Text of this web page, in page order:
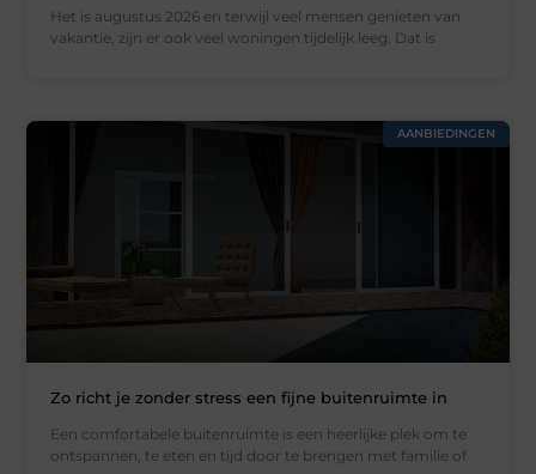
Het is augustus 2026 en terwijl veel mensen genieten van
vakantie, zijn er ook veel woningen tijdelijk leeg. Dat is
AANBIEDINGEN
Zo richt je zonder stress een fijne buitenruimte in
Een comfortabele buitenruimte is een heerlijke plek om te
ontspannen, te eten en tijd door te brengen met familie of